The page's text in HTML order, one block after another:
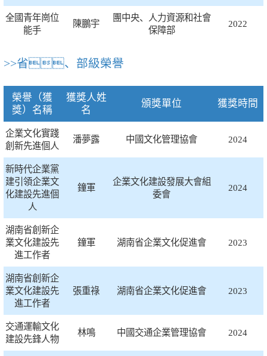
工程
國際
全國青年崗位
能手
陳鵬宇
團中央、人力資源和社會
保障部
2022
>>省、部級榮譽
榮譽（獲
獎）名稱
獲獎人姓
名
頒獎單位 獲獎時間
企業文化實踐
創新先進個人
潘夢露 中國文化管理協會 2024
新時代企業黨
建引領企業文
化建設先進個
人
鐘軍
企業文化建設發展大會組
委會
2024
湖南省創新企
業文化建設先
進工作者
鐘軍 湖南省企業文化促進會 2023
湖南省創新企
業文化建設先
進工作者
張重祿 湖南省企業文化促進會 2023
交通運輸文化
建設先鋒人物
林鳴 中國交通企業管理協會 2024